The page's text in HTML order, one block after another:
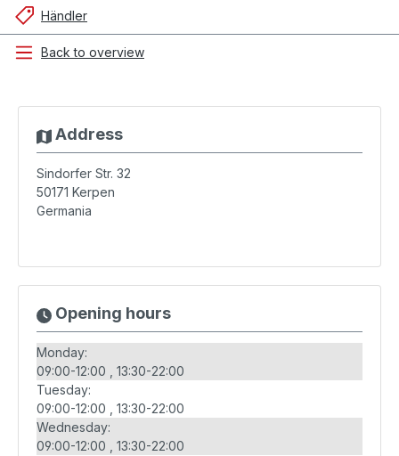
Händler
Back to overview
Address
Sindorfer Str. 32
50171 Kerpen
Germania
Opening hours
Monday:
09:00-12:00
13:30-22:00
Tuesday:
09:00-12:00
13:30-22:00
Wednesday:
09:00-12:00
13:30-22:00